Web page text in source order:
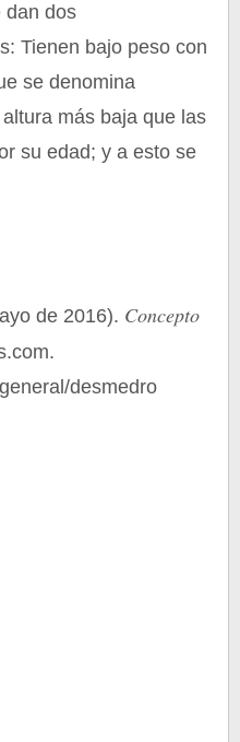
dan dos
Tienen bajo peso con
se denomina
más baja que las
su edad; y a esto se
de 2016). Concepto
desmedro